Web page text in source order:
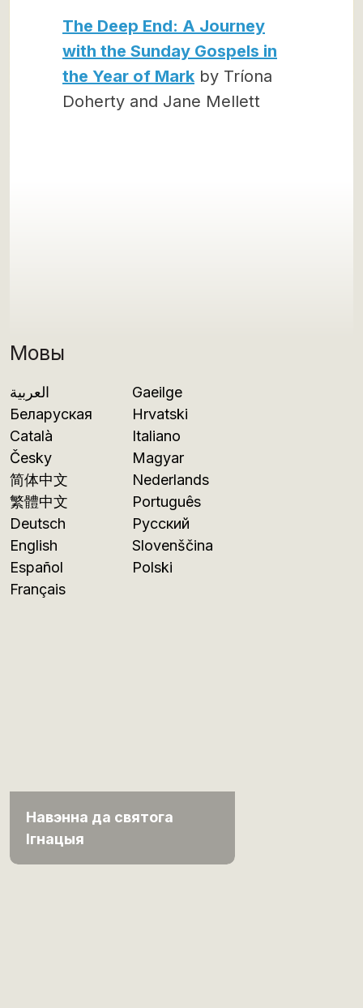
Мовы
العربية
Беларуская
Català
Česky
简体中文
繁體中文
Deutsch
English
Español
Français
Gaeilge
Hrvatski
Italiano
Magyar
Nederlands
Português
Русский
Slovenščina
Polski
Навэнна да святога
Ігнацыя
The Deep End: A Journey
with the Sunday Gospels in
the Year of Mark by Tríona
Doherty and Jane Mellett